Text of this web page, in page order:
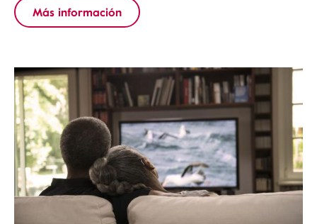
Más información